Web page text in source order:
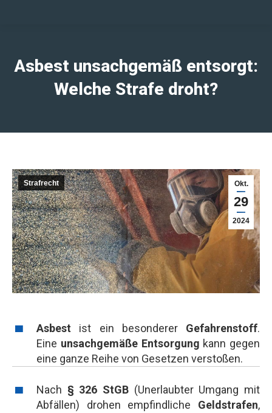
Asbest unsachgemäß entsorgt:
Welche Strafe droht?
Okt.
29
2024
Strafrecht
Asbest ist ein besonderer Gefahrenstoff.
Eine unsachgemäße Entsorgung kann gegen
eine ganze Reihe von Gesetzen verstoßen.
Nach § 326 StGB (Unerlaubter Umgang mit
Abfällen) drohen empfindliche Geldstrafen,